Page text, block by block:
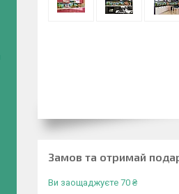
Замов та отримай
Ви заощаджуєте 70 ₴